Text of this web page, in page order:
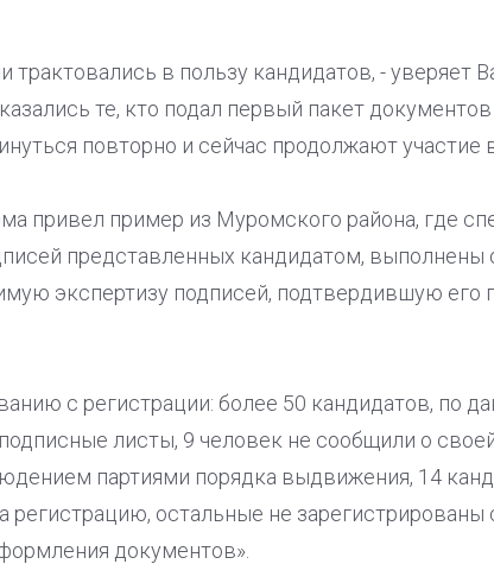
трактовались в пользу кандидатов, - уверяет
те, кто подал первый пакет
повторно и сейчас продолжают участие
привел пример из Муромского района, где
представленных кандидатом, выполнены
экспертизу подписей, подтвердившую его
с регистрации: более 50 кандидатов, по
листы, 9 человек не сообщили о
партиями порядка выдвижения, 14
регистрацию, остальные не
документов».